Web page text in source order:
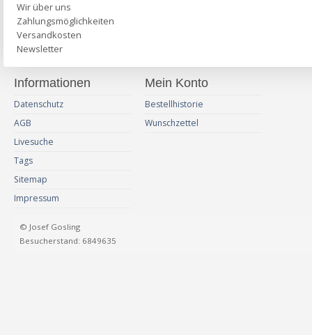
Wir über uns
Zahlungsmöglichkeiten
Versandkosten
Newsletter
Informationen
Datenschutz
AGB
Livesuche
Tags
Sitemap
Impressum
Mein Konto
Bestellhistorie
Wunschzettel
© Josef Gosling
Besucherstand: 6849635